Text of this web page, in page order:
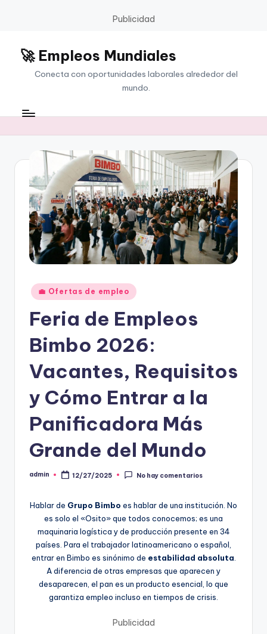
Publicidad
Saltar🚀 Empleos Mundiales
Conecta con oportunidades laborales alrededor del
mundo.
Publicado
en
💼 Ofertas de empleo
Feria de Empleos
Bimbo 2026:
Vacantes, Requisitos
y Cómo Entrar a la
Panificadora Más
Grande del Mundo
Publicado
admin 12/27/2025 No hay comentarios
Hablar de Grupo Bimbo es hablar de una institución. No
es solo el «Osito» que todos conocemos; es una
maquinaria logística y de producción presente en 34
países. Para el trabajador latinoamericano o español,
entrar en Bimbo es sinónimo de estabilidad absoluta.
A diferencia de otras empresas que aparecen y
desaparecen, el pan es un producto esencial, lo que
garantiza empleo incluso en tiempos de crisis.
Publicidad